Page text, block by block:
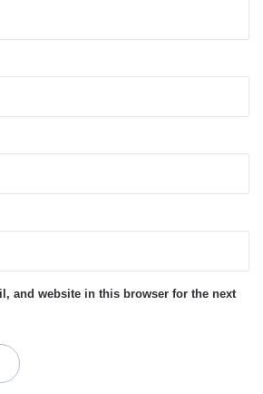
and website in this browser for the next